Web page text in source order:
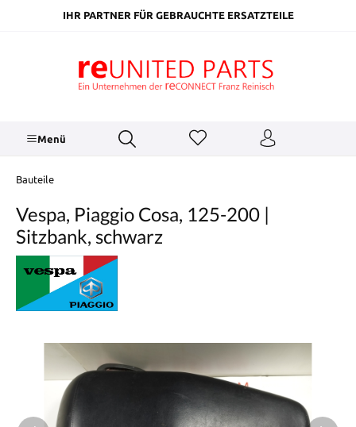
springenIHR PARTNER FÜR GEBRAUCHTE ERSATZTEILE
Menü
Bauteile
Vespa, Piaggio Cosa, 125-200 |
Sitzbank, schwarz